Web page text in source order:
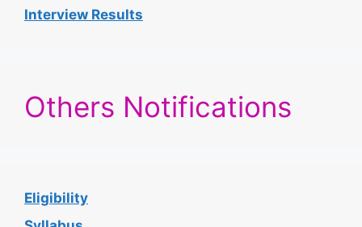
Interview Results
Others Notifications
Eligibility